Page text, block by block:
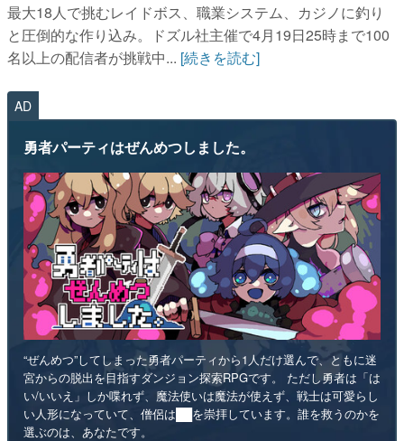
最大18人で挑むレイドボス、職業システム、カジノに釣り
と圧倒的な作り込み。ドズル社主催で4月19日25時まで100
名以上の配信者が挑戦中... [続きを読む]
AD
勇者パーティはぜんめつしました。
“ぜんめつ”してしまった勇者パーティから1人だけ選んで、ともに迷
宮からの脱出を目指すダンジョン探索RPGです。 ただし勇者は「は
い/いいえ」しか喋れず、魔法使いは魔法が使えず、戦士は可愛らし
い人形になっていて、僧侶は██を崇拝しています。誰を救うのかを
選ぶのは、あなたです。